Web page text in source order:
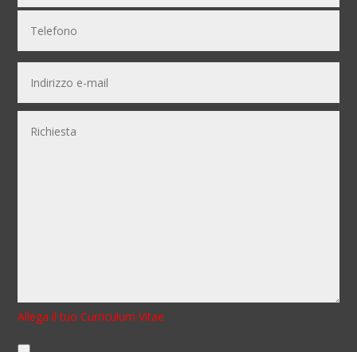
Allega il tuo Curriculum Vitae